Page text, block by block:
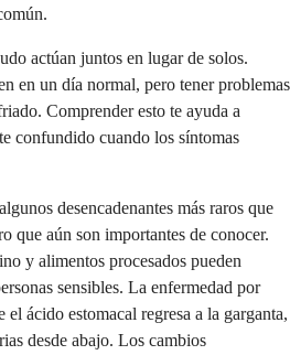
actúan juntos en lugar de solos.
en un día normal, pero tener problemas
Comprender esto te ayuda a
confundido cuando los síntomas
desencadenantes más raros que
que aún son importantes de conocer.
y alimentos procesados pueden
sensibles. La enfermedad por
ácido estomacal regresa a la garganta,
desde abajo. Los cambios